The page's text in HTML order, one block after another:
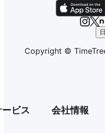
Copyright ©
ビス 会社情報